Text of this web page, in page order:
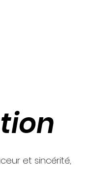
et sincérité,